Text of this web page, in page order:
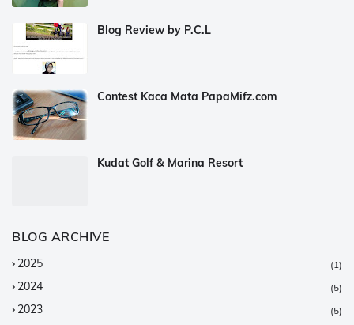
Blog Review by P.C.L
Contest Kaca Mata PapaMifz.com
Kudat Golf & Marina Resort
BLOG ARCHIVE
2025 (1)
2024 (5)
2023 (5)